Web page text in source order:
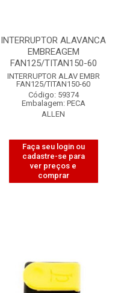
INTERRUPTOR ALAVANCA
EMBREAGEM
FAN125/TITAN150-60
INTERRUPTOR ALAV EMBR
FAN125/TITAN150-60
Código: 59374
Embalagem: PECA
ALLEN
Faça seu login ou
cadastre-se para
ver preços e
comprar